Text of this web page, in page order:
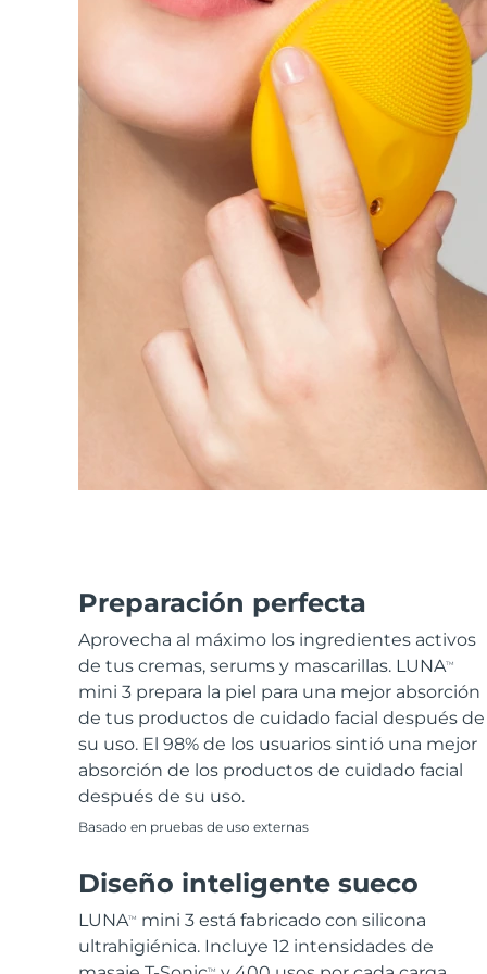
Preparación perfecta
Aprovecha al máximo los ingredientes activos
de tus cremas, serums y mascarillas. LUNATM
mini 3 prepara la piel para una mejor absorción
de tus productos de cuidado facial después de
su uso. El 98% de los usuarios sintió una mejor
absorción de los productos de cuidado facial
después de su uso.
Basado en pruebas de uso externas
Diseño inteligente sueco
LUNATM
mini 3 está fabricado con silicona
ultrahigiénica. Incluye 12 intensidades de
TM